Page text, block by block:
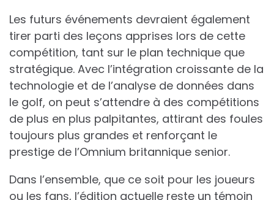
Les futurs événements devraient également
tirer parti des leçons apprises lors de cette
compétition, tant sur le plan technique que
stratégique. Avec l’intégration croissante de la
technologie et de l’analyse de données dans
le golf, on peut s’attendre à des compétitions
de plus en plus palpitantes, attirant des foules
toujours plus grandes et renforçant le
prestige de l’Omnium britannique senior.
Dans l’ensemble, que ce soit pour les joueurs
ou les fans, l’édition actuelle reste un témoin